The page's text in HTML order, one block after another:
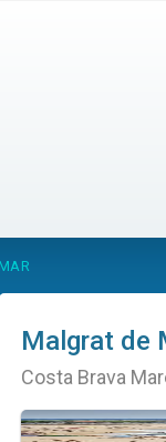
Malgrat de
Costa Brava